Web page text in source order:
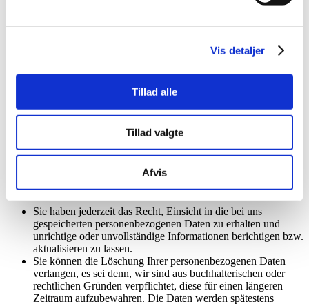
Vis detaljer
Tillad alle
Tillad valgte
Afvis
Wir bewahren Ihre personenbezogenen Daten so lange auf,
Vorschriften des Rechnungslegungsgesetzes, den
beeinträchtigen könnten.
Ihre Rechte
Nach der DSGVO haben Sie eine Reihe von Rechten im
Daten durch uns. Wenn Sie eines Ihrer Rechte ausüben möchten,
kontaktieren Sie uns bitte.
Sie haben jederzeit das Recht, Einsicht in die bei uns
gespeicherten personenbezogenen Daten zu erhalten und
unrichtige oder unvollständige Informationen berichtigen bzw.
aktualisieren zu lassen.
Sie können die Löschung Ihrer personenbezogenen Daten
verlangen, es sei denn, wir sind aus buchhalterischen oder
rechtlichen Gründen verpflichtet, diese für einen längeren
Zeitraum aufzubewahren. Die Daten werden spätestens